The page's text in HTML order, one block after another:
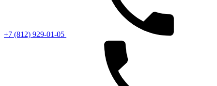
+7 (812) 929-01-05